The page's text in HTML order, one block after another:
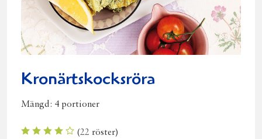
Kronärtskocksröra
Mängd: 4 portioner
(22 röster)